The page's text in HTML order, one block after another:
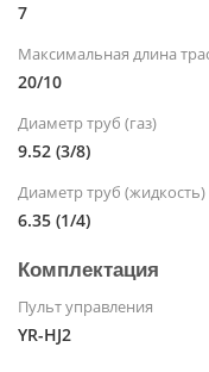
7
Максимальная длина
20/10
Диаметр труб (газ)
9.52 (3/8)
Диаметр труб (жидкость)
6.35 (1/4)
Комплектация
Пульт управления
YR-HJ2